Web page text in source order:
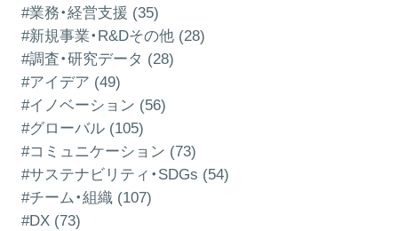
#業務・経営支援 (35)
#新規事業・R&Dその他 (28)
#調査・研究データ (28)
#アイデア (49)
#イノベーション (56)
#グローバル (105)
#コミュニケーション (73)
#サステナビリティ・SDGs (54)
#チーム・組織 (107)
#DX (73)